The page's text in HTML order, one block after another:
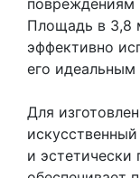
Площадь в 3,8
эффективно
его
Для
и эстетически